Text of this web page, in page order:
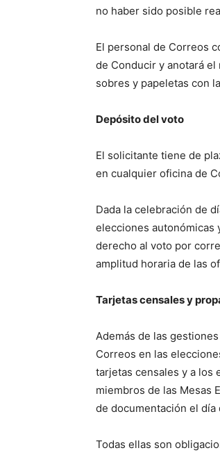
no haber sido posible
El personal de Correos
de Conducir y anotará
sobres y papeletas con
Depósito del voto
El solicitante tiene de
en cualquier oficina de
Dada la celebración de
elecciones
derecho al voto por
amplitud horaria de las
Tarjetas censales y
Además de las
Correos en las
tarjetas censales y a los
miembros de las Mesas
de documentación el
Todas ellas son